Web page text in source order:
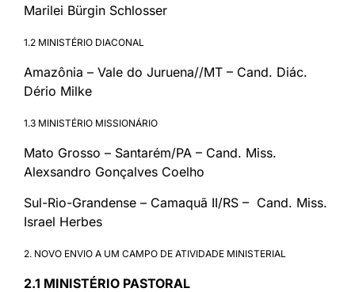
Marilei Bürgin Schlosser
1.2 MINISTÉRIO DIACONAL
Amazônia – Vale do Juruena//MT – Cand. Diác.
Dério Milke
1.3 MINISTÉRIO MISSIONÁRIO
Mato Grosso – Santarém/PA – Cand. Miss.
Alexsandro Gonçalves Coelho
Sul-Rio-Grandense – Camaquã II/RS – Cand. Miss.
Israel Herbes
2. NOVO ENVIO A UM CAMPO DE ATIVIDADE MINISTERIAL
2.1 MINISTÉRIO PASTORAL